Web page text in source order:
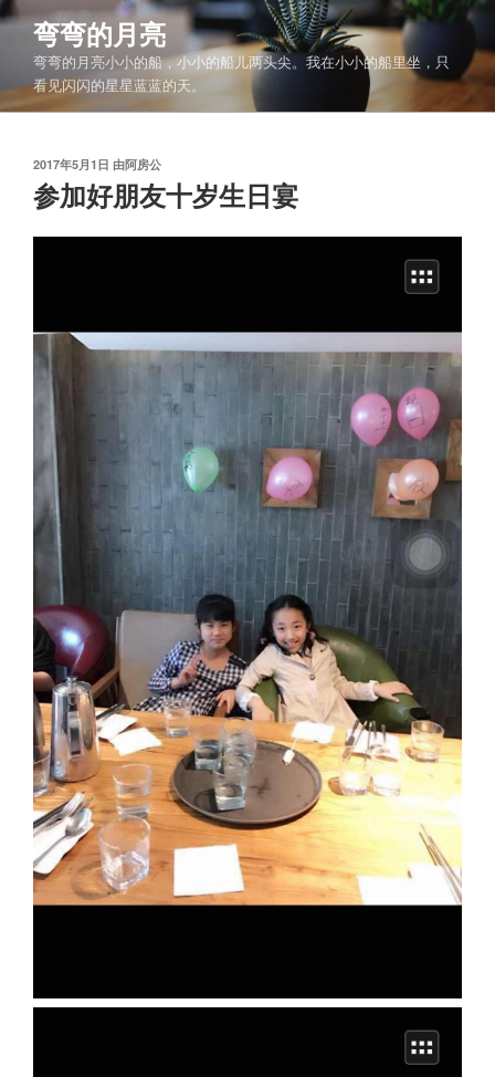
跳
容
弯弯的月亮
弯弯的月亮小小的船，小小的船儿两头尖。我在小小的船里坐，只
看见闪闪的星星蓝蓝的天。
发
布
于
2017年5月1日 由阿房公
参加好朋友十岁生日宴